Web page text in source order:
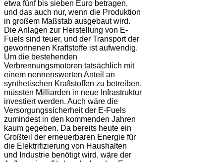
etwa fünf bis sieben Euro betragen,
und das auch nur, wenn die Produktion
in großem Maßstab ausgebaut wird.
Die Anlagen zur Herstellung von E-
Fuels sind teuer, und der Transport der
gewonnenen Kraftstoffe ist aufwendig.
Um die bestehenden
Verbrennungsmotoren tatsächlich mit
einem nennenswerten Anteil an
synthetischen Kraftstoffen zu betreiben,
müssten Milliarden in neue Infrastruktur
investiert werden. Auch wäre die
Versorgungssicherheit der E-Fuels
zumindest in den kommenden Jahren
kaum gegeben. Da bereits heute ein
Großteil der erneuerbaren Energie für
die Elektrifizierung von Haushalten
und Industrie benötigt wird, wäre der